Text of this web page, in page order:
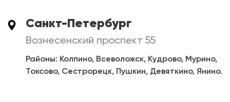
Санкт-Петербург
Вознесенский проспект 55
Районы: Колпино, Всеволожск, Кудрово, Мурино,
Токсово, Сестрорецк, Пушкин, Девяткино, Янино.